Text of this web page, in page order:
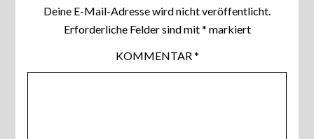
Deine E-Mail-Adresse wird nicht veröffentlicht.
Erforderliche Felder sind mit* markiert
KOMMENTAR*